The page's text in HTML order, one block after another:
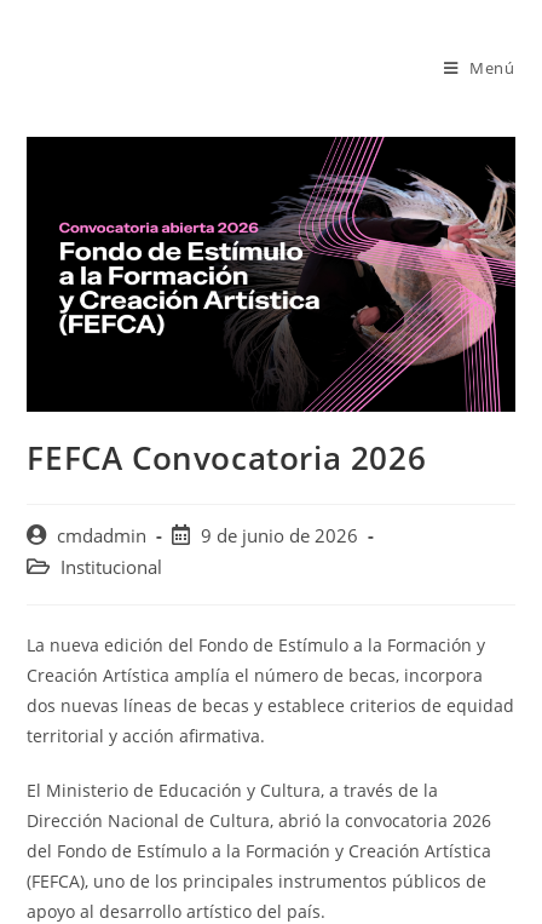
Menú
FEFCA Convocatoria 2026
Autor
de
cmdadmin
Publicación
9 de junio de 2026
Categoría
entrada:
Institucional
La nueva edición del Fondo de Estímulo a la Formación y
Creación Artística amplía el número de becas, incorpora
dos nuevas líneas de becas y establece criterios de equidad
territorial y acción afirmativa.
El Ministerio de Educación y Cultura, a través de la
Dirección Nacional de Cultura, abrió la convocatoria 2026
del Fondo de Estímulo a la Formación y Creación Artística
(FEFCA), uno de los principales instrumentos públicos de
apoyo al desarrollo artístico del país.